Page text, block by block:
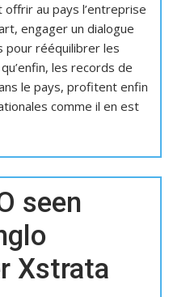
au pays l’entreprise
engager un dialogue
pour rééquilibrer les
les records de
le pays, profitent enfin
comme il en est
seen
Xstrata